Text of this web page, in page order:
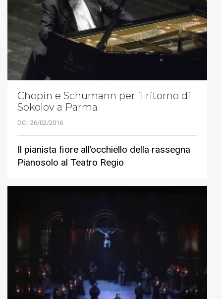
Chopin e Schumann per il ritorno di
Sokolov a Parma
DC | 26/02/2016
Il pianista fiore all’occhiello della rassegna
Pianosolo al Teatro Regio